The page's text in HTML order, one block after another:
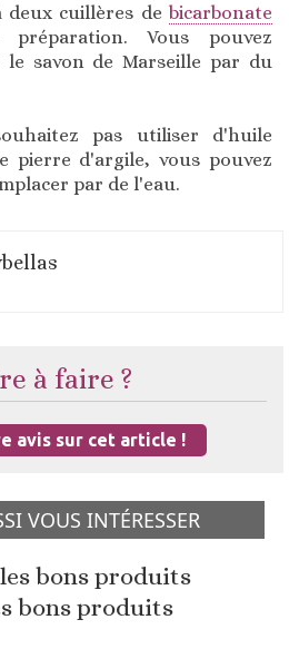
cuillères de bicarbonate
Vous pouvez
le savon de Marseille par du
pas utiliser d'huile
pierre d'argile, vous pouvez
par de l'eau.
à faire ?
avis sur cet article !
VOUS INTÉRESSER
bons produits